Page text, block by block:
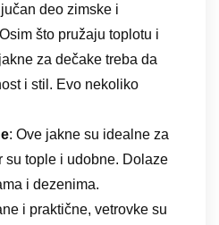
deo zimske i
što pružaju toplotu i
za dečake treba da
i stil. Evo nekoliko
: Ove jakne su idealne za
su tople i udobne. Dolaze
i dezenima.
i praktične, vetrovke su